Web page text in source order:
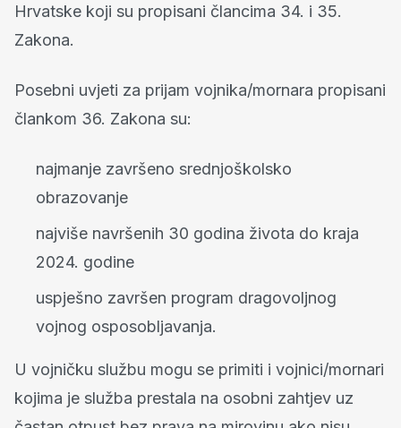
Hrvatske koji su propisani člancima 34. i 35.
Zakona.
Posebni uvjeti za prijam vojnika/mornara propisani
člankom 36. Zakona su:
najmanje završeno srednjoškolsko
obrazovanje
najviše navršenih 30 godina života do kraja
2024. godine
uspješno završen program dragovoljnog
vojnog osposobljavanja.
U vojničku službu mogu se primiti i vojnici/mornari
kojima je služba prestala na osobni zahtjev uz